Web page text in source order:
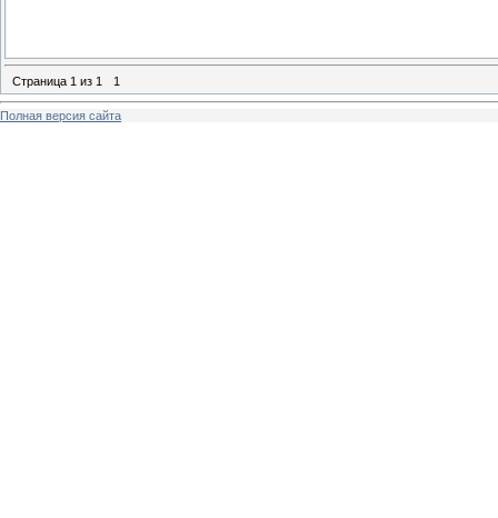
Страница 1 из 1 1
Полная версия сайта